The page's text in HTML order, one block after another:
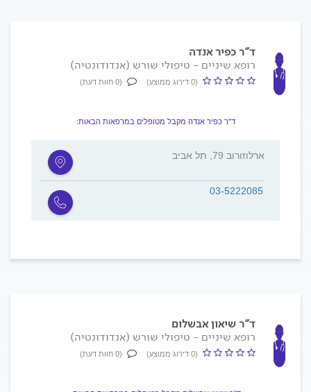
ד"ר כפיר אנדה
רופא שיניים - טיפולי שורש (אנדודונטיה)
(0 דירוג ממוצע) (0 חוות דעת)
ד"ר כפיר אנדה מקבל מטופלים במרפאות הבאות:
ארלוזורוב 79, תל אביב
03-5222085
ד"ר שיאון אבשלום
רופא שיניים - טיפולי שורש (אנדודונטיה)
(0 דירוג ממוצע) (0 חוות דעת)